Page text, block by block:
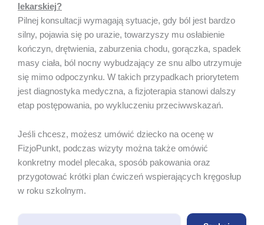
lekarskiej?
Pilnej konsultacji wymagają sytuacje, gdy ból jest bardzo
silny, pojawia się po urazie, towarzyszy mu osłabienie
kończyn, drętwienia, zaburzenia chodu, gorączka, spadek
masy ciała, ból nocny wybudzający ze snu albo utrzymuje
się mimo odpoczynku. W takich przypadkach priorytetem
jest diagnostyka medyczna, a fizjoterapia stanowi dalszy
etap postępowania, po wykluczeniu przeciwwskazań.
Jeśli chcesz, możesz umówić dziecko na ocenę w
FizjoPunkt, podczas wizyty można także omówić
konkretny model plecaka, sposób pakowania oraz
przygotować krótki plan ćwiczeń wspierających kręgosłup
w roku szkolnym.
Szukaj